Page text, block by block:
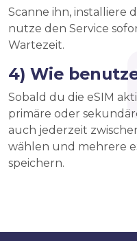
Scanne ihn, installiere
nutze den Service
Wartezeit.
4) Wie
Sobald du die eSIM
primäre oder
auch jederzeit
wählen und mehrere
speichern.